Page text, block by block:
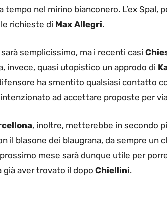
tempo nel mirino bianconero. L’ex Spal,
richieste di Max Allegri.
semplicissimo, ma i recenti casi
invece, quasi utopistico un approdo di
ha smentito qualsiasi contatto
ad accettare proposte per
, inoltre, metterebbe in secondo
il blasone dei blaugrana, da sempre un
mese sarà dunque utile per
già aver trovato il dopo Chiellini.